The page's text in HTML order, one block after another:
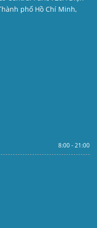
phố Hồ Chí Minh,
8:00 - 21:00